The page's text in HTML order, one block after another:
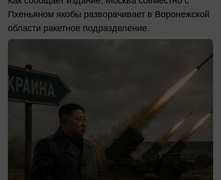
Пхеньяном якобы разворачивает в Воронежской
области ракетное подразделение.